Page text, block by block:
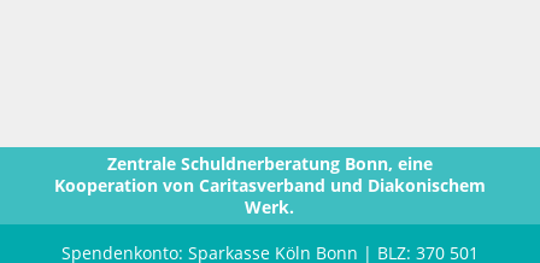
Zentrale Schuldnerberatung Bonn, eine
Kooperation von Caritasverband und Diakonischem
Werk.
Spendenkonto: Sparkasse Köln Bonn | BLZ: 370 501